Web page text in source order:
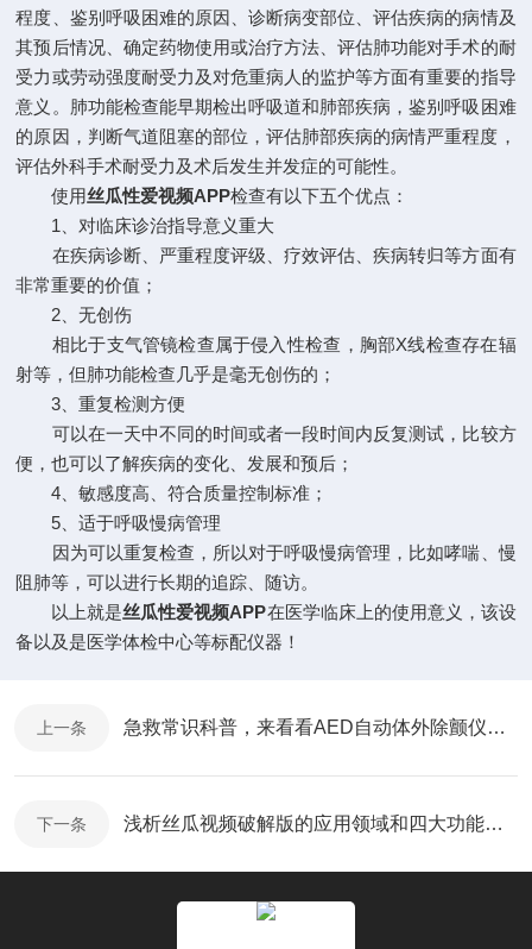
程度、鉴别呼吸困难的原因、诊断病变部位、评估疾病的病情及
其预后情况、确定药物使用或治疗方法、评估肺功能对手术的耐
受力或劳动强度耐受力及对危重病人的监护等方面有重要的指导
意义。肺功能检查能早期检出呼吸道和肺部疾病，鉴别呼吸困难
的原因，判断气道阻塞的部位，评估肺部疾病的病情严重程度，
评估外科手术耐受力及术后发生并发症的可能性。
使用丝瓜性爱视频APP检查有以下五个优点：
1、对临床诊治指导意义重大
在疾病诊断、严重程度评级、疗效评估、疾病转归等方面有
非常重要的价值；
2、无创伤
相比于支气管镜检查属于侵入性检查，胸部X线检查存在辐
射等，但肺功能检查几乎是毫无创伤的；
3、重复检测方便
可以在一天中不同的时间或者一段时间内反复测试，比较方
便，也可以了解疾病的变化、发展和预后；
4、敏感度高、符合质量控制标准；
5、适于呼吸慢病管理
因为可以重复检查，所以对于呼吸慢病管理，比如哮喘、慢
阻肺等，可以进行长期的追踪、随访。
以上就是丝瓜性爱视频APP在医学临床上的使用意义，该设
备以及是医学体检中心等标配仪器！
上一条 急救常识科普，来看看AED自动体外除颤仪的操作流程
下一条 浅析丝瓜视频破解版的应用领域和四大功能特点